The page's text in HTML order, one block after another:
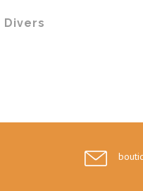
Divers